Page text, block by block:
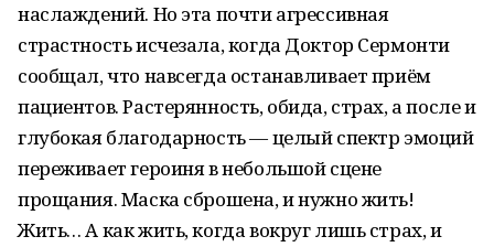
наслаждений. Но эта почти агрессивная
страстность исчезала, когда Доктор Сермонти
сообщал, что навсегда останавливает приём
пациентов. Растерянность, обида, страх, а после и
глубокая благодарность — целый спектр эмоций
переживает героиня в небольшой сцене
прощания. Маска сброшена, и нужно жить!
Жить… А как жить, когда вокруг лишь страх, и